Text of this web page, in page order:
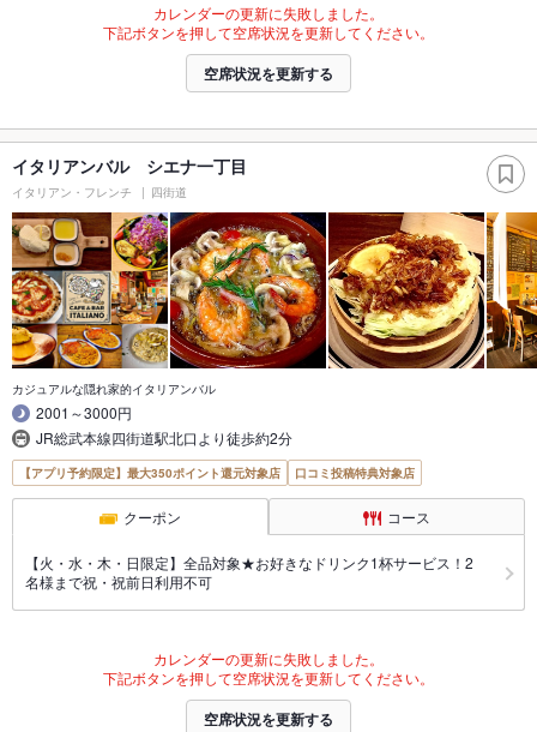
カレンダーの更新に失敗しました。
下記ボタンを押して空席状況を更新してください。
空席状況を更新する
イタリアンバル シエナ一丁目
イタリアン・フレンチ 四街道
カジュアルな隠れ家的イタリアンバル
2001～3000円
JR総武本線四街道駅北口より徒歩約2分
【アプリ予約限定】最大350ポイント還元対象店 口コミ投稿特典対象店
クーポン コース
【火・水・木・日限定】全品対象★お好きなドリンク1杯サービス！2
名様まで祝・祝前日利用不可
カレンダーの更新に失敗しました。
下記ボタンを押して空席状況を更新してください。
空席状況を更新する